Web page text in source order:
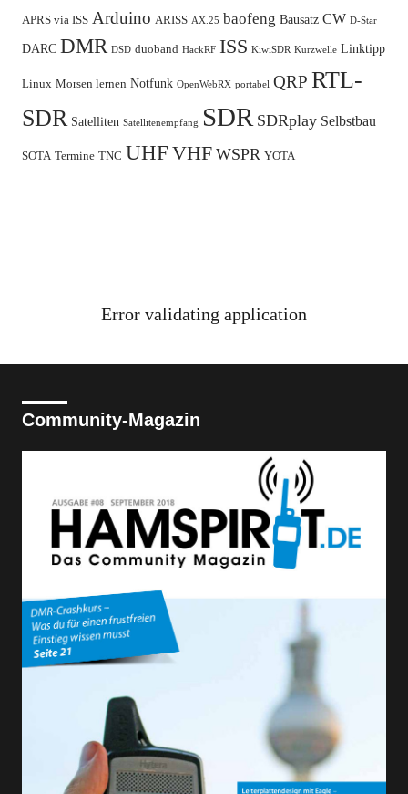
APRS via ISS Arduino ARISS AX.25 baofeng Bausatz CW D-Star
DARC DMR DSD duoband HackRF ISS KiwiSDR Kurzwelle Linktipp
Linux Morsen lernen Notfunk OpenWebRX portabel QRP RTL-
SDR Satelliten Satellitenempfang SDR SDRplay Selbstbau
SOTA Termine TNC UHF VHF WSPR YOTA
Error validating application
Community-Magazin